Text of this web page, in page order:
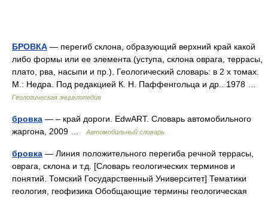
БРОВКА — перегиб склона, образующий верхний край какой
либо формы или ее элемента (уступа, склона оврага, террасы,
плато, рва, насыпи и пр.). Геологический словарь: в 2 х томах.
М.: Недра. Под редакцией К. Н. Паффенгольца и др.. 1978 …
Геологическая энциклопедия
бровка — – край дороги. EdwART. Словарь автомобильного
жаргона, 2009 …
Автомобильный словарь
бровка — Линия положительного перегиба речной террасы,
оврага, склона и т.д. [Словарь геологических терминов и
понятий. Томский Государственный Университет] Тематики
геология, геофизика Обобщающие термины геологическая